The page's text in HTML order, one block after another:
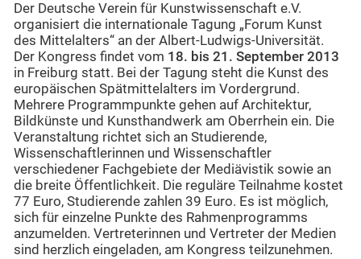
Der Deutsche Verein für Kunstwissenschaft e.V.
organisiert die internationale Tagung „Forum Kunst
des Mittelalters“ an der Albert-Ludwigs-Universität.
Der Kongress findet vom 18. bis 21. September 2013
in Freiburg statt. Bei der Tagung steht die Kunst des
europäischen Spätmittelalters im Vordergrund.
Mehrere Programmpunkte gehen auf Architektur,
Bildkünste und Kunsthandwerk am Oberrhein ein. Die
Veranstaltung richtet sich an Studierende,
Wissenschaftlerinnen und Wissenschaftler
verschiedener Fachgebiete der Mediävistik sowie an
die breite Öffentlichkeit. Die reguläre Teilnahme kostet
77 Euro, Studierende zahlen 39 Euro. Es ist möglich,
sich für einzelne Punkte des Rahmenprogramms
anzumelden. Vertreterinnen und Vertreter der Medien
sind herzlich eingeladen, am Kongress teilzunehmen.